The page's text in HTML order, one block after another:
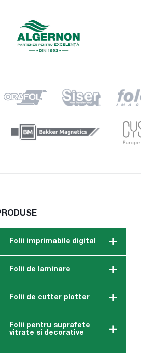
Folii imprimabile digital
Folii de laminare
Folii de cutter plotter
Folii pentru suprafete
vitrate si decorative